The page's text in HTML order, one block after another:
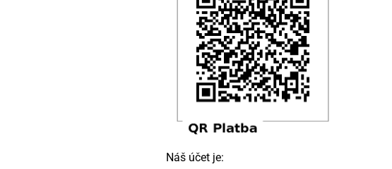
Náš účet je: